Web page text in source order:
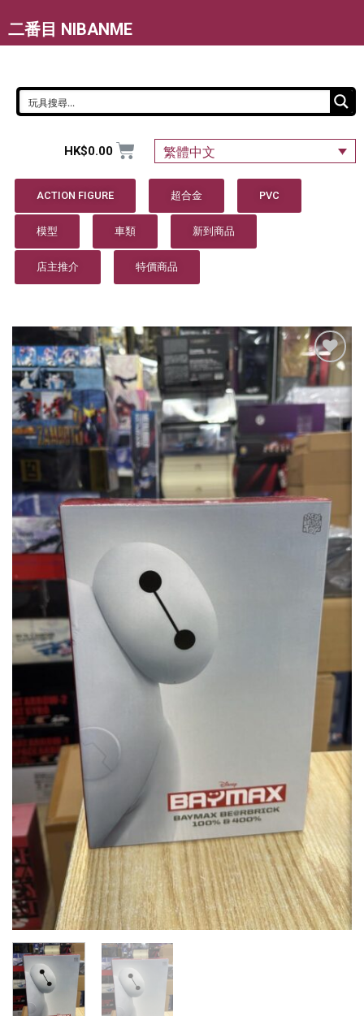
二番目 NIBANME
HK$0.00 繁體中文
ACTION FIGURE 超合金 PVC
模型 車類 新到商品
店主推介 特價商品